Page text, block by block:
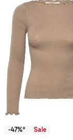
-47%* Sale